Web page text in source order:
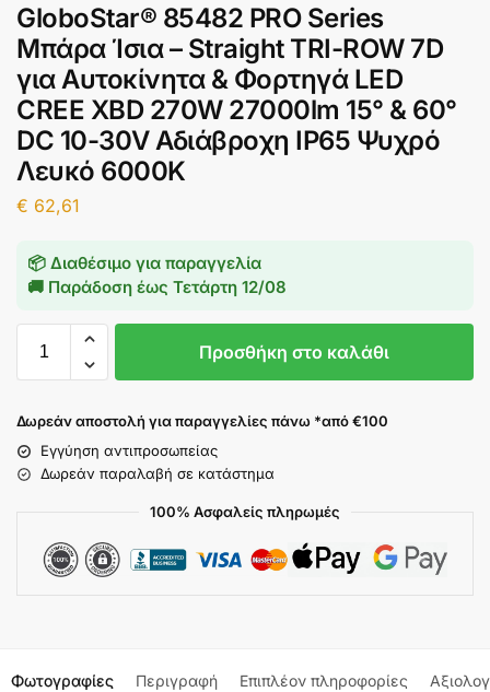
GloboStar® 85482 PRO Series
Μπάρα Ίσια – Straight TRI-ROW 7D
για Αυτοκίνητα & Φορτηγά LED
CREE XBD 270W 27000lm 15° & 60°
DC 10-30V Αδιάβροχη IP65 Ψυχρό
Λευκό 6000K
€ 62,61
📦 Διαθέσιμο για παραγγελία
🚚 Παράδοση έως Τετάρτη 12/08
Προσθήκη στο καλάθι
Δωρεάν αποστολή για παραγγελίες πάνω *από €100
Εγγύηση αντιπροσωπείας
Δωρεάν παραλαβή σε κατάστημα
100% Ασφαλείς πληρωμές
Φωτογραφίες Περιγραφή Επιπλέον πληροφορίες